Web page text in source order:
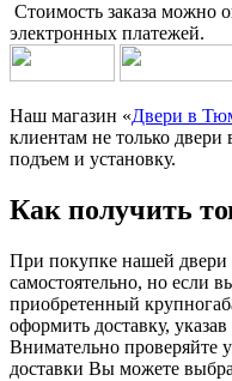
Стоимость заказа можно
электронных платежей.
Наш магазин «Двери в
клиентам не только двери
подъем и установку.
Как получить
При покупке нашей двери
самостоятельно, но если
приобретенный
оформить доставку,
Внимательно проверяйте
доставки Вы можете